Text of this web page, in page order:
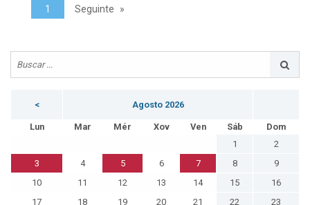
1 Seguinte
< Agosto 2026
Lun Mar Mér Xov Ven Sáb
Dom
1
2
3
4 5 6 7 8
9
10
11 12 13 14 15
16
17
18 19 20 21 22
23